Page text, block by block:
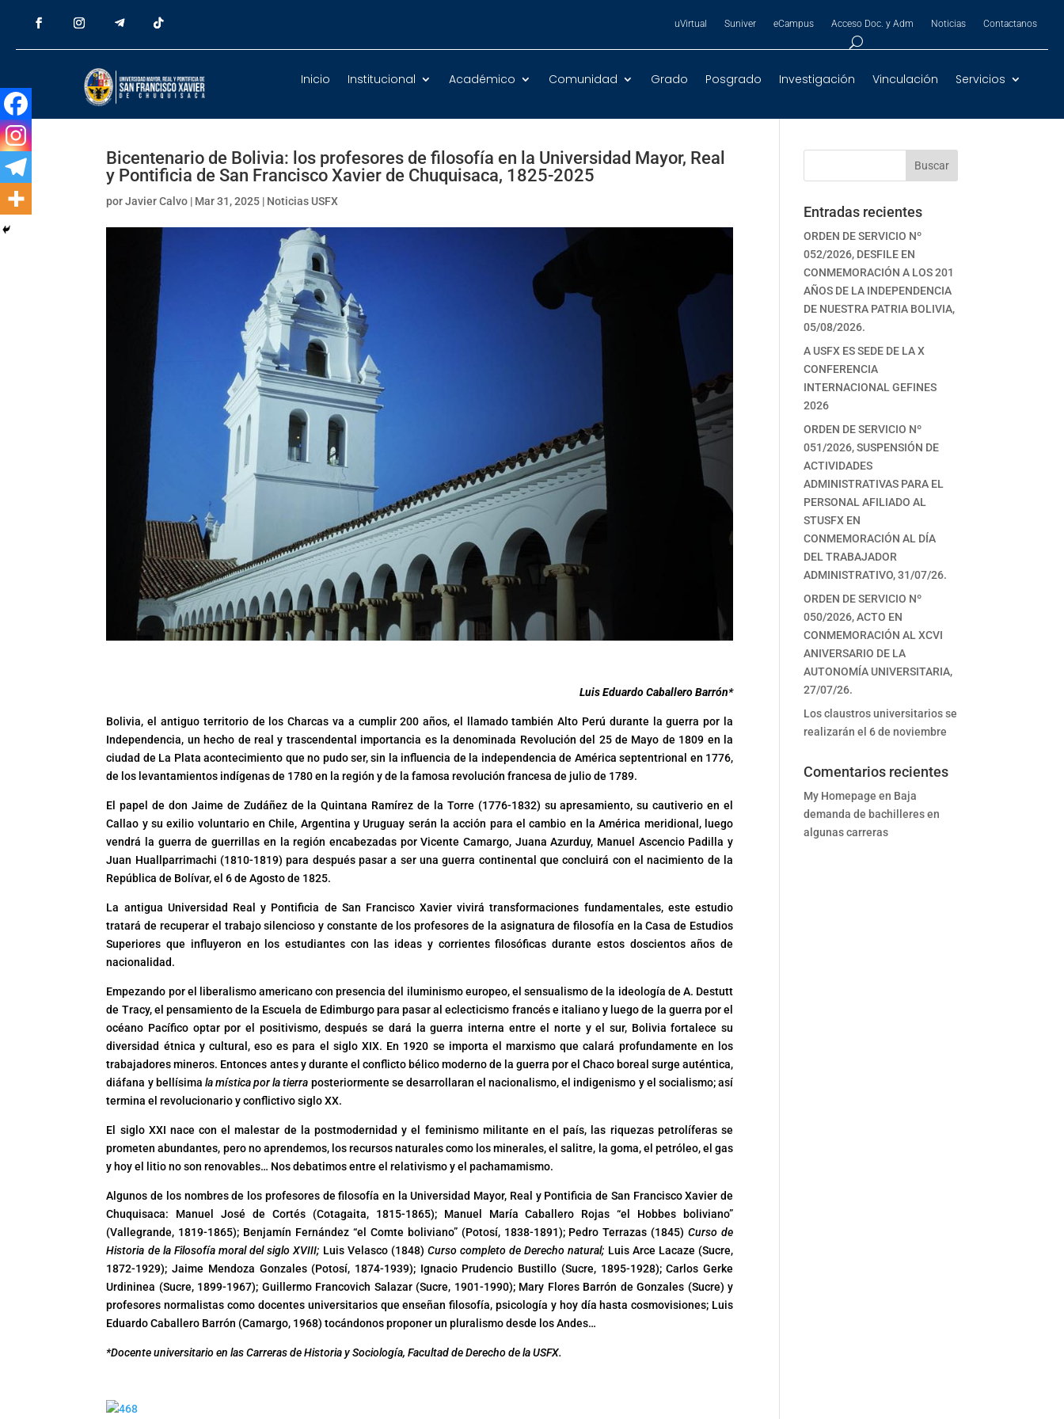
uVirtual Suniver eCampus Acceso Doc. y Adm Noticias Contactanos
Inicio Institucional Académico Comunidad Grado Posgrado Investigación Vinculación Servicios
Bicentenario de Bolivia: los profesores de filosofía en la Universidad Mayor, Real
y Pontificia de San Francisco Xavier de Chuquisaca, 1825-2025
porJavier Calvo | Mar 31, 2025 | Noticias USFX
Luis Eduardo Caballero Barrón*
Bolivia, el antiguo territorio de los Charcas va a cumplir 200 años, el llamado también Alto Perú durante la guerra por la
Independencia, un hecho de real y trascendental importancia es la denominada Revolución del 25 de Mayo de 1809 en la
ciudad de La Plata acontecimiento que no pudo ser, sin la influencia de la independencia de América septentrional en 1776,
de los levantamientos indígenas de 1780 en la región y de la famosa revolución francesa de julio de 1789.
El papel de don Jaime de Zudáñez de la Quintana Ramírez de la Torre (1776-1832) su apresamiento, su cautiverio en el
Callao y su exilio voluntario en Chile, Argentina y Uruguay serán la acción para el cambio en la América meridional, luego
vendrá la guerra de guerrillas en la región encabezadas por Vicente Camargo, Juana Azurduy, Manuel Ascencio Padilla y
Juan Huallparrimachi (1810-1819) para después pasar a ser una guerra continental que concluirá con el nacimiento de la
República de Bolívar, el 6 de Agosto de 1825.
La antigua Universidad Real y Pontificia de San Francisco Xavier vivirá transformaciones fundamentales, este estudio
tratará de recuperar el trabajo silencioso y constante de los profesores de la asignatura de filosofía en la Casa de Estudios
Superiores que influyeron en los estudiantes con las ideas y corrientes filosóficas durante estos doscientos años de
nacionalidad.
Empezando por el liberalismo americano con presencia del iluminismo europeo, el sensualismo de la ideología de A. Destutt
de Tracy, el pensamiento de la Escuela de Edimburgo para pasar al eclecticismo francés e italiano y luego de la guerra por el
océano Pacífico optar por el positivismo, después se dará la guerra interna entre el norte y el sur, Bolivia fortalece su
diversidad étnica y cultural, eso es para el siglo XIX. En 1920 se importa el marxismo que calará profundamente en los
trabajadores mineros. Entonces antes y durante el conflicto bélico moderno de la guerra por el Chaco boreal surge auténtica,
diáfana y bellísima la mística por la tierra posteriormente se desarrollaran el nacionalismo, el indigenismo y el socialismo; así
termina el revolucionario y conflictivo siglo XX.
El siglo XXI nace con el malestar de la postmodernidad y el feminismo militante en el país, las riquezas petrolíferas se
prometen abundantes, pero no aprendemos, los recursos naturales como los minerales, el salitre, la goma, el petróleo, el gas
y hoy el litio no son renovables… Nos debatimos entre el relativismo y el pachamamismo.
Algunos de los nombres de los profesores de filosofía en la Universidad Mayor, Real y Pontificia de San Francisco Xavier de
Chuquisaca: Manuel José de Cortés (Cotagaita, 1815-1865); Manuel María Caballero Rojas “el Hobbes boliviano”
(Vallegrande, 1819-1865); Benjamín Fernández “el Comte boliviano” (Potosí, 1838-1891); Pedro Terrazas (1845)Curso de
Historia de la Filosofía moral del siglo XVIII; Luis Velasco (1848) Curso completo de Derecho natural; Luis Arce Lacaze (Sucre,
1872-1929); Jaime Mendoza Gonzales (Potosí, 1874-1939); Ignacio Prudencio Bustillo (Sucre, 1895-1928); Carlos Gerke
Urdininea (Sucre, 1899-1967); Guillermo Francovich Salazar (Sucre, 1901-1990); Mary Flores Barrón de Gonzales (Sucre) y
profesores normalistas como docentes universitarios que enseñan filosofía, psicología y hoy día hasta cosmovisiones; Luis
Eduardo Caballero Barrón (Camargo, 1968) tocándonos proponer un pluralismo desde los Andes…
*Docente universitario en las Carreras de Historia y Sociología, Facultad de Derecho de la USFX.
Buscar
Entradas recientes
ORDEN DE SERVICIO Nº
052/2026, DESFILE EN
CONMEMORACIÓN A LOS 201
AÑOS DE LA INDEPENDENCIA
DE NUESTRA PATRIA BOLIVIA,
05/08/2026.
A USFX ES SEDE DE LA X
CONFERENCIA
INTERNACIONAL GEFINES
2026
ORDEN DE SERVICIO Nº
051/2026, SUSPENSIÓN DE
ACTIVIDADES
ADMINISTRATIVAS PARA EL
PERSONAL AFILIADO AL
STUSFX EN
CONMEMORACIÓN AL DÍA
DEL TRABAJADOR
ADMINISTRATIVO, 31/07/26.
ORDEN DE SERVICIO Nº
050/2026, ACTO EN
CONMEMORACIÓN AL XCVI
ANIVERSARIO DE LA
AUTONOMÍA UNIVERSITARIA,
27/07/26.
Los claustros universitarios se
realizarán el 6 de noviembre
Comentarios recientes
My Homepage en Baja
demanda de bachilleres en
algunas carreras